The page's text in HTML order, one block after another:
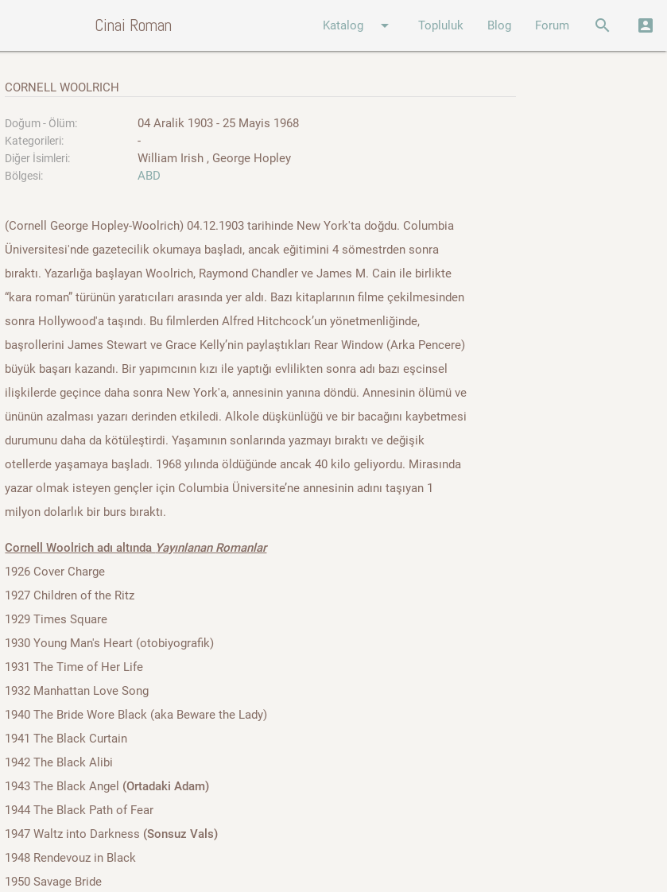
Cinai Roman Katalog arrow_drop_down Topluluk Blog Forum search account_box
CORNELL WOOLRICH
Doğum - Ölüm: 04 Aralik 1903 - 25 Mayis 1968
Kategorileri: -
Diğer İsimleri: William Irish , George Hopley
Bölgesi: ABD
(Cornell George Hopley-Woolrich) 04.12.1903 tarihinde New York'ta doğdu. Columbia
Üniversitesi'nde gazetecilik okumaya başladı, ancak eğitimini 4 sömestrden sonra
bıraktı. Yazarlığa başlayan Woolrich, Raymond Chandler ve James M. Cain ile birlikte
“kara roman” türünün yaratıcıları arasında yer aldı. Bazı kitaplarının filme çekilmesinden
sonra Hollywood'a taşındı. Bu filmlerden Alfred Hitchcock’un yönetmenliğinde,
başrollerini James Stewart ve Grace Kelly’nin paylaştıkları Rear Window (Arka Pencere)
büyük başarı kazandı. Bir yapımcının kızı ile yaptığı evlilikten sonra adı bazı eşcinsel
ilişkilerde geçince daha sonra New York'a, annesinin yanına döndü. Annesinin ölümü ve
ününün azalması yazarı derinden etkiledi. Alkole düşkünlüğü ve bir bacağını kaybetmesi
durumunu daha da kötüleştirdi. Yaşamının sonlarında yazmayı bıraktı ve değişik
otellerde yaşamaya başladı. 1968 yılında öldüğünde ancak 40 kilo geliyordu. Mirasında
yazar olmak isteyen gençler için Columbia Üniversite’ne annesinin adını taşıyan 1
milyon dolarlık bir burs bıraktı.
Cornell Woolrich adı altında Yayınlanan Romanlar
1926 Cover Charge
1927 Children of the Ritz
1929 Times Square
1930 Young Man's Heart (otobiyografik)
1931 The Time of Her Life
1932 Manhattan Love Song
1940 The Bride Wore Black (aka Beware the Lady)
1941 The Black Curtain
1942 The Black Alibi
1943 The Black Angel (Ortadaki Adam)
1944 The Black Path of Fear
1947 Waltz into Darkness (Sonsuz Vals)
1948 Rendevouz in Black
1950 Savage Bride